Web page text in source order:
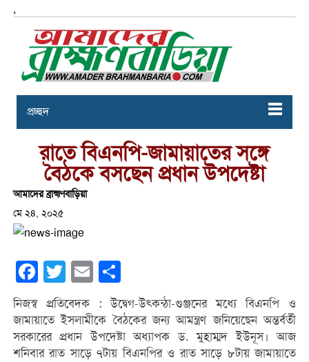
,
প্রচ্ছদ
রাতে বিএনপি-জামায়াতের সঙ্গে
বৈঠকে বসছেন প্রধান উপদেষ্টা
আমাদের ব্রাহ্মণবাড়িয়া
মে ২৪, ২০২৫
Facebook
Twitter Email
নিজস্ব প্রতিবেদক : উদ্বেগ-উৎকন্ঠা-গুঞ্জনের মধ্যে বিএনপি ও
জামায়াতে ইসলামীকে বৈঠকের জন্য আমন্ত্রণ জনিয়েছেন অন্তর্বর্তী
সরকারের প্রধান উপদেষ্টা অধ্যাপক ড. মুহাম্মদ ইউনূস। আজ
শনিবার রাত সাড়ে ৭টায় বিএনপির ও রাত সাড়ে ৮টায় জামায়াতে